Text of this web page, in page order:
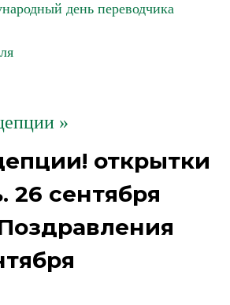
день переводчика
»
открытки
26 сентября